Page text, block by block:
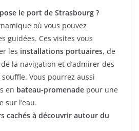
le port de Strasbourg ?
où vous pouvez
guidées. Ces visites vous
les installations portuaires, de
la navigation et d’admirer des
Vous pourrez aussi
en bateau-promenade pour une
sur l’eau.
cachés à découvrir autour du